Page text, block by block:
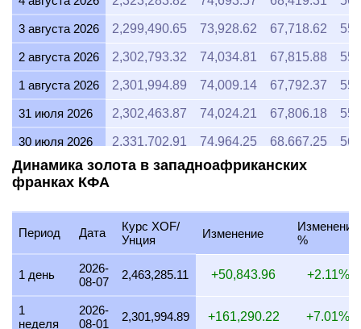
3 августа 2026 2,299,490.65 73,928.62 67,718.62
2 августа 2026 2,302,793.32 74,034.81 67,815.88
1 августа 2026 2,301,994.89 74,009.14 67,792.37
31 июля 2026 2,302,463.87 74,024.21 67,806.18
30 июля 2026 2,331,702.91 74,964.25 68,667.25
29 июля 2026 2,330,366.98 74,921.30 68,627.91
27 июля 2026 2,354,269.10 75,689.75 69,331.81
26 июля 2026 2,334,883.40 75,066.50 68,760.92
25 июля 2026 2,334,370.40 75,050.01 68,745.81
24 июля 2026 2,345,295.79 75,401.26 69,067.55
Динамика золота в западноафриканских
франках КФА
Период Дата
Курс XOF/
Унция
Изменение
Изменение
%
1 день
2026-
08-07
2,463,285.11 +50,843.96 +2.11%
1
неделя
2026-
08-01
2,301,994.89 +161,290.22 +7.01%